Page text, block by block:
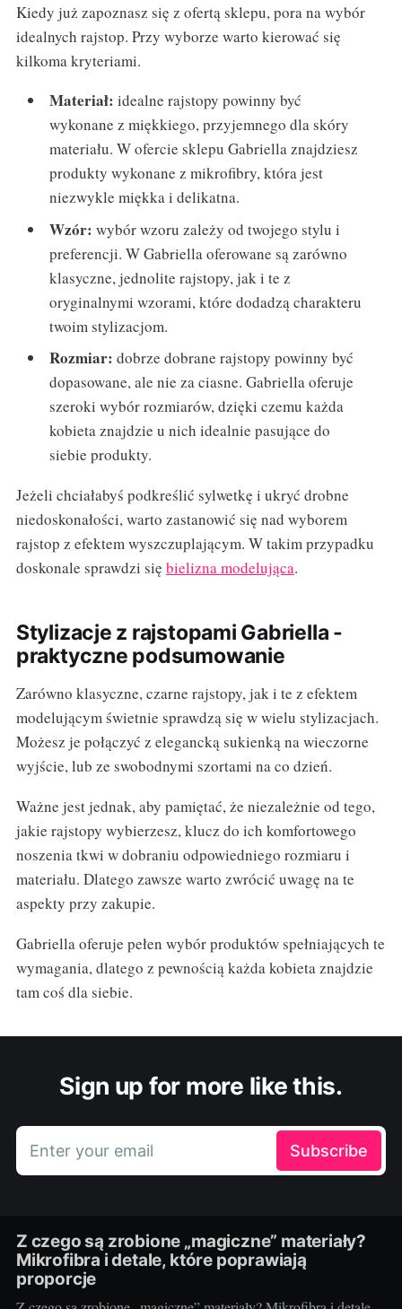
Kiedy już zapoznasz się z ofertą sklepu, pora na wybór
idealnych rajstop. Przy wyborze warto kierować się
kilkoma kryteriami.
Materiał: idealne rajstopy powinny być
wykonane z miękkiego, przyjemnego dla skóry
materiału. W ofercie sklepu Gabriella znajdziesz
produkty wykonane z mikrofibry, która jest
niezwykle miękka i delikatna.
Wzór: wybór wzoru zależy od twojego stylu i
preferencji. W Gabriella oferowane są zarówno
klasyczne, jednolite rajstopy, jak i te z
oryginalnymi wzorami, które dodadzą charakteru
twoim stylizacjom.
Rozmiar: dobrze dobrane rajstopy powinny być
dopasowane, ale nie za ciasne. Gabriella oferuje
szeroki wybór rozmiarów, dzięki czemu każda
kobieta znajdzie u nich idealnie pasujące do
siebie produkty.
Jeżeli chciałabyś podkreślić sylwetkę i ukryć drobne
niedoskonałości, warto zastanowić się nad wyborem
rajstop z efektem wyszczuplającym. W takim przypadku
doskonale sprawdzi się bielizna modelująca.
Stylizacje z rajstopami Gabriella -
praktyczne podsumowanie
Zarówno klasyczne, czarne rajstopy, jak i te z efektem
modelującym świetnie sprawdzą się w wielu stylizacjach.
Możesz je połączyć z elegancką sukienką na wieczorne
wyjście, lub ze swobodnymi szortami na co dzień.
Ważne jest jednak, aby pamiętać, że niezależnie od tego,
jakie rajstopy wybierzesz, klucz do ich komfortowego
noszenia tkwi w dobraniu odpowiedniego rozmiaru i
materiału. Dlatego zawsze warto zwrócić uwagę na te
aspekty przy zakupie.
Gabriella oferuje pełen wybór produktów spełniających te
wymagania, dlatego z pewnością każda kobieta znajdzie
tam coś dla siebie.
Sign up for more like this.
Enter your email Subscribe
Z czego są zrobione „magiczne” materiały?
Mikrofibra i detale, które poprawiają
proporcje